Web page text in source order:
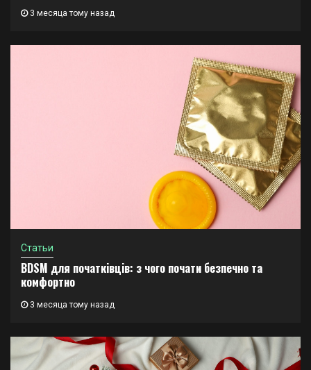
3 месяца тому назад
Статьи
BDSM для початківців: з чого почати безпечно та
комфортно
3 месяца тому назад